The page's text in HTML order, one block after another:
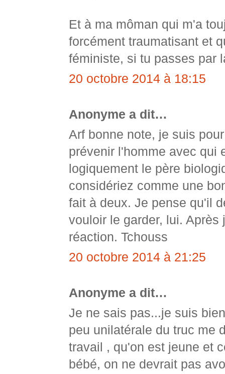
Et à ma môman qui m'a
forcément traumatisant et
féministe, si tu passes par
20 octobre 2014 à 18:15
Anonyme a dit…
Arf bonne note, je suis
prévenir l'homme avec qui
logiquement le père
considériez comme une
fait à deux. Je pense qu'il
vouloir le garder, lui.
réaction. Tchouss
20 octobre 2014 à 21:25
Anonyme a dit…
Je ne sais pas...je suis
peu unilatérale du truc me
travail , qu'on est jeune et
bébé, on ne devrait pas